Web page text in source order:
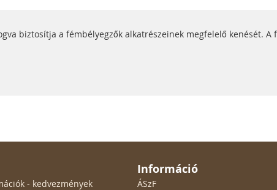
biztosítja a fémbélyegzők alkatrészeinek megfelelő kenését.
- kedvezmények
Információ
ÁSzF